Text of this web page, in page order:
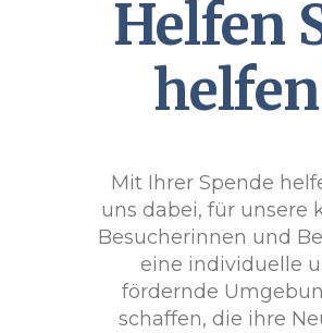
Helfen
Mit Ihrer Spende
uns dabei, für unsere
Besucherinnen und
eine individuelle
fördernde
schaffen, die ihre